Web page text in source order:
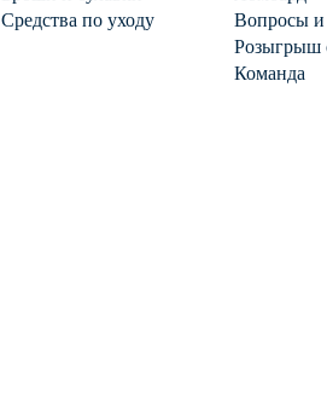
Средства по уходу
Вопросы и
Розыгрыш
Команда